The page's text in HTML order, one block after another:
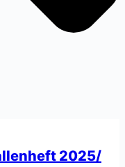
2025/